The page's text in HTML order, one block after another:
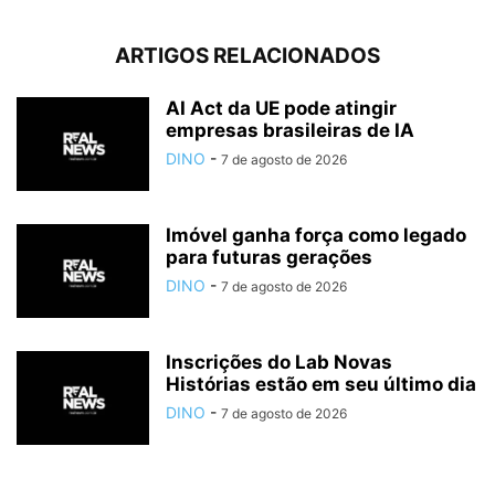
ARTIGOS RELACIONADOS
AI Act da UE pode atingir
empresas brasileiras de IA
DINO - 7 de agosto de 2026
Imóvel ganha força como legado
para futuras gerações
DINO - 7 de agosto de 2026
Inscrições do Lab Novas
Histórias estão em seu último dia
DINO - 7 de agosto de 2026